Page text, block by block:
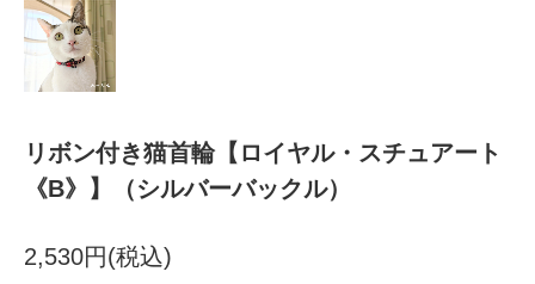
リボン付き猫首輪【ロイヤル・スチュアート
《B》】（シルバーバックル）
2,530円(税込)